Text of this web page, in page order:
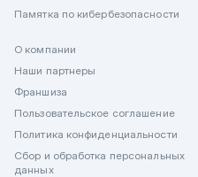
Памятка по кибербезопасности
О компании
Наши партнеры
Франшиза
Пользовательское соглашение
Политика конфиденциальности
Сбор и обработка персональных
данных